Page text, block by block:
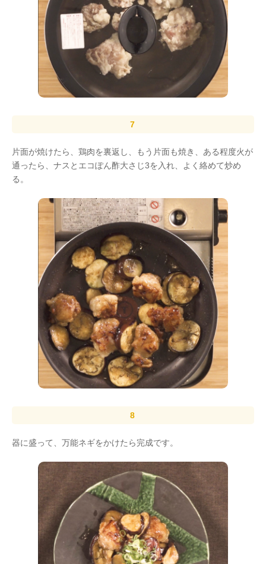
片面が焼けたら、鶏肉を裏返し、もう片面も焼き、ある程度火が
通ったら、ナスとエコぽん酢大さじ3を入れ、よく絡めて炒め
る。
器に盛って、万能ネギをかけたら完成です。